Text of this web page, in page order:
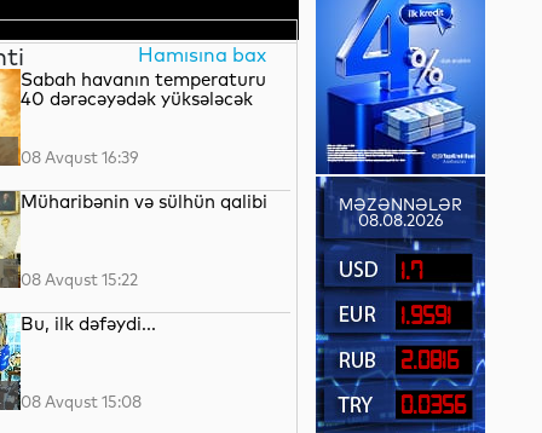
Hamısına bax
Sabah havanın temperaturu
40 dərəcəyədək yüksələcək
08 Avqust 16:39
Müharibənin və sülhün qalibi
08 Avqust 15:22
Bu, ilk dəfəydi...
08 Avqust 15:08
MƏZƏNNƏLƏR
08.08.2026
1.7
1.9591
2.0816
0.0356